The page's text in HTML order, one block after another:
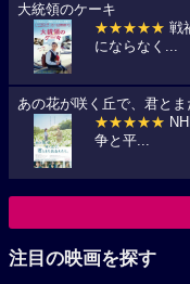
大統領のケーキ
★★★★★ 戦
にならなく...
あの花が咲く丘で、君とま
★★★★★
争と平...
注目の映画を探す